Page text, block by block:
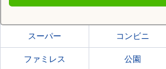
東根市の施設一覧
スーパー コンビニ
ファミレス 公園